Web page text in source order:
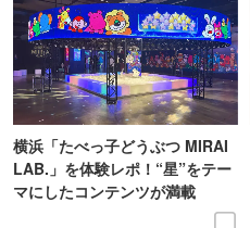
横浜「たべっ子どうぶつ MIRAI
LAB.」を体験レポ！“星”をテー
マにしたコンテンツが満載